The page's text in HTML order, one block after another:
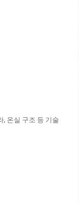
, 온실 구조 등 기술